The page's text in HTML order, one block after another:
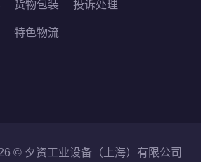
货物包装
特色物流
投诉处理
© 夕资工业设备（上海）有限公司